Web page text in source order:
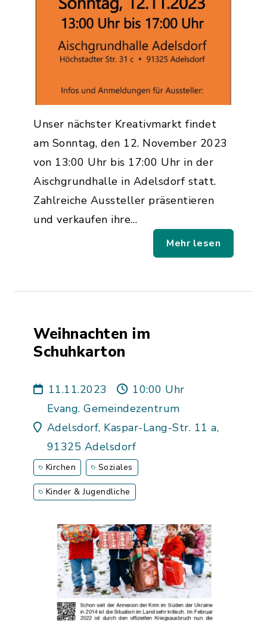
Unser nächster Kreativmarkt findet
am Sonntag, den 12. November 2023
von 13:00 Uhr bis 17:00 Uhr in der
Aischgrundhalle in Adelsdorf statt.
Zahlreiche Aussteller präsentieren
und verkaufen ihre…
Mehr lesen
Weihnachten im
Schuhkarton
11.11.2023
10:00 Uhr
Evang. Gemeindezentrum
Adelsdorf, Kaspar-Lang-Str. 11 a,
91325 Adelsdorf
Kirchen Soziales
Kinder & Jugendliche